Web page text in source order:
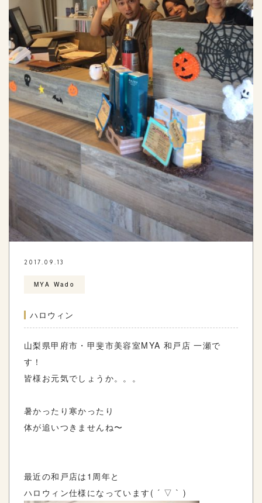
2017.09.13
MYA Wado
ハロウィン
山梨県甲府市・甲斐市美容室MYA 和戸店 一瀬で
す！
皆様お元気でしょうか。。。
暑かったり寒かったり
体が追いつきませんね〜
最近の和戸店は1周年と
ハロウィン仕様になっています( ´ ▽ ` )